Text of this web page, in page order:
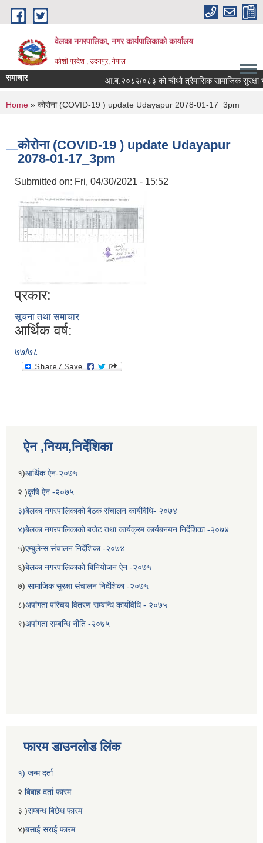
Skip to main content
वेलका नगरपालिका, नगर कार्यपालिकाको कार्यालय
कोशी प्रदेश , उदयपुर, नेपाल
समाचार आ.ब.२०८२/०८३ को चौथो त्रैमासिक सामाजिक सुरक्षा भत्ता
You are here
Home » कोरोना (COVID-19 ) update Udayapur 2078-01-17_3pm
कोरोना (COVID-19 ) update Udayapur
2078-01-17_3pm
Submitted on: Fri, 04/30/2021 - 15:52
प्रकार:
सूचना तथा समाचार
आर्थिक वर्ष:
७७/७८
ऐन ,नियम,निर्देशिका
१)आर्थिक ऐन-२०७५
२ )कृषि ऐन -२०७५
३)बेलका नगरपालिकाको बैठक संचालन कार्यविधि- २०७४
४)बेलका नगरपालिकाको बजेट तथा कार्यक्रम कार्यबनयन निर्देशिका -२०७४
५)एम्बुलेन्स संचालन निर्देशिका -२०७४
६)बेलका नगरपालिकाको बिनियोजन ऐन -२०७५
७) सामाजिक सुरक्षा संचालन निर्देशिका -२०७५
८)अपांगता परिचय वितरण सम्बन्धि कार्यविधि - २०७५
९)अपांगता सम्बन्धि नीति -२०७५
फारम डाउनलोड लिंक
१) जन्म दर्ता
२ बिबाह दर्ता फारम
३ )सम्बन्ध बिछेध फारम
४)बसाई सराई फारम